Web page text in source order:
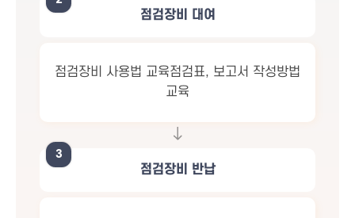
점검장비 대여
점검장비 사용법 교육점검표, 보고서 작성방법
교육
3
점검장비 반납